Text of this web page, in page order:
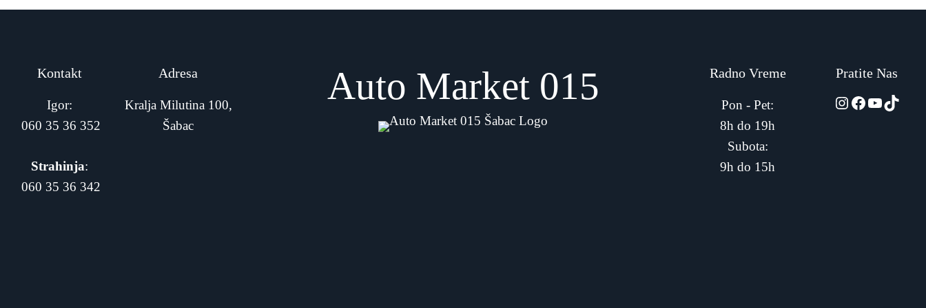
Kontakt
Igor:
060 35 36 352
Strahinja:
060 35 36 342
Adresa
Kralja Milutina 100,
Šabac
Auto Market 015 Radno Vreme
Pon - Pet:
8h do 19h
Subota:
9h do 15h
Pratite Nas
Facebook
YouTube